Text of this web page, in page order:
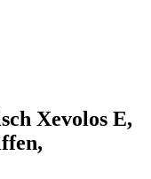
Xevolos E,